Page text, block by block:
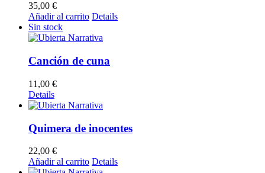
35,00 €
Añadir al carrito Details
Sin stock
Canción de cuna
11,00 €
Details
Quimera de inocentes
22,00 €
Añadir al carrito Details